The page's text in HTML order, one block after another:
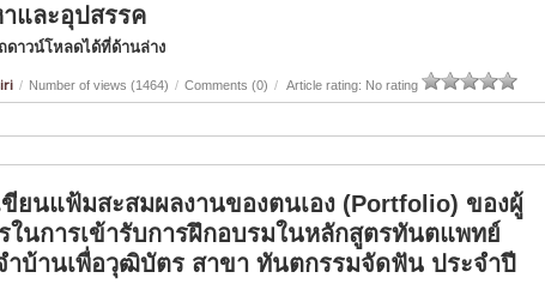
และอุปสรรค
ดาวน์โหลดได้ที่ด้านล่าง
/ Number of views (1464) / Comments (0) / Article rating: No rating
ขียนแฟ้มสะสมผลงานของตนเอง (Portfolio) ของผู้
ในการเข้ารับการฝึกอบรมในหลักสูตรทันตแพทย์
ำบ้านเพื่อวุฒิบัตร สาขา ทันตกรรมจัดฟัน ประจำปี